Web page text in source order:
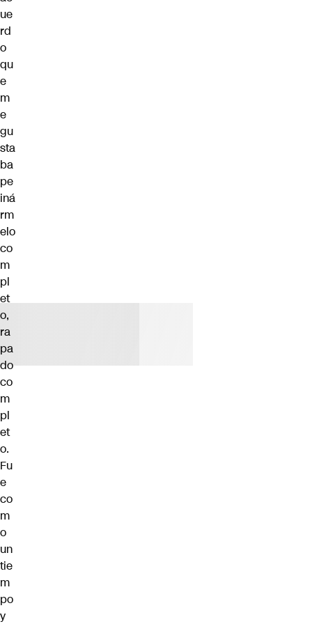
ue
rd
o
qu
e
m
e
gu
sta
ba
pe
iná
rm
elo
co
m
pl
et
o,
ra
pa
do
co
m
pl
et
o.
Fu
e
co
m
o
un
tie
m
po
y